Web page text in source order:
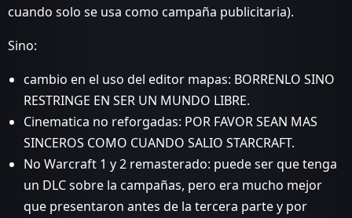
cuando solo se usa como campaña publicitaria).
Sino:
cambio en el uso del editor mapas: BORRENLO SINO
RESTRINGE EN SER UN MUNDO LIBRE.
Cinematica no reforgadas: POR FAVOR SEAN MAS
SINCEROS COMO CUANDO SALIO STARCRAFT.
No Warcraft 1 y 2 remasterado: puede ser que tenga
un DLC sobre la campañas, pero era mucho mejor
que presentaron antes de la tercera parte y por